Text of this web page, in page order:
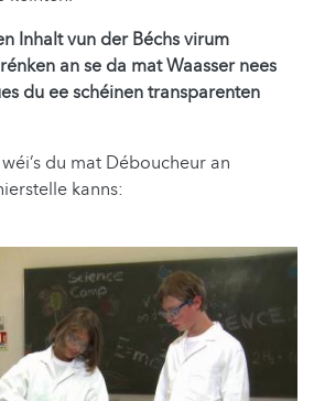
Inhalt vun der Béchs virum
an se da mat Waasser nees
du ee schéinen transparenten
du mat Déboucheur an
kanns: